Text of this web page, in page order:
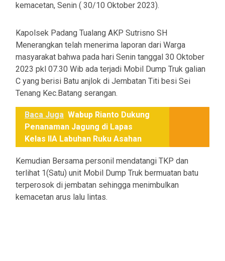
kemacetan, Senin ( 30/10 Oktober 2023).
Kapolsek Padang Tualang AKP Sutrisno SH
Menerangkan telah menerima laporan dari Warga
masyarakat bahwa pada hari Senin tanggal 30 Oktober
2023 pkl 07.30 Wib ada terjadi Mobil Dump Truk galian
C yang berisi Batu anjlok di Jembatan Titi besi Sei
Tenang Kec.Batang serangan.
Baca Juga Wabup Rianto Dukung
Penanaman Jagung di Lapas
Kelas IIA Labuhan Ruku Asahan
Kemudian Bersama personil mendatangi TKP dan
terlihat 1(Satu) unit Mobil Dump Truk bermuatan batu
terperosok di jembatan sehingga menimbulkan
kemacetan arus lalu lintas.